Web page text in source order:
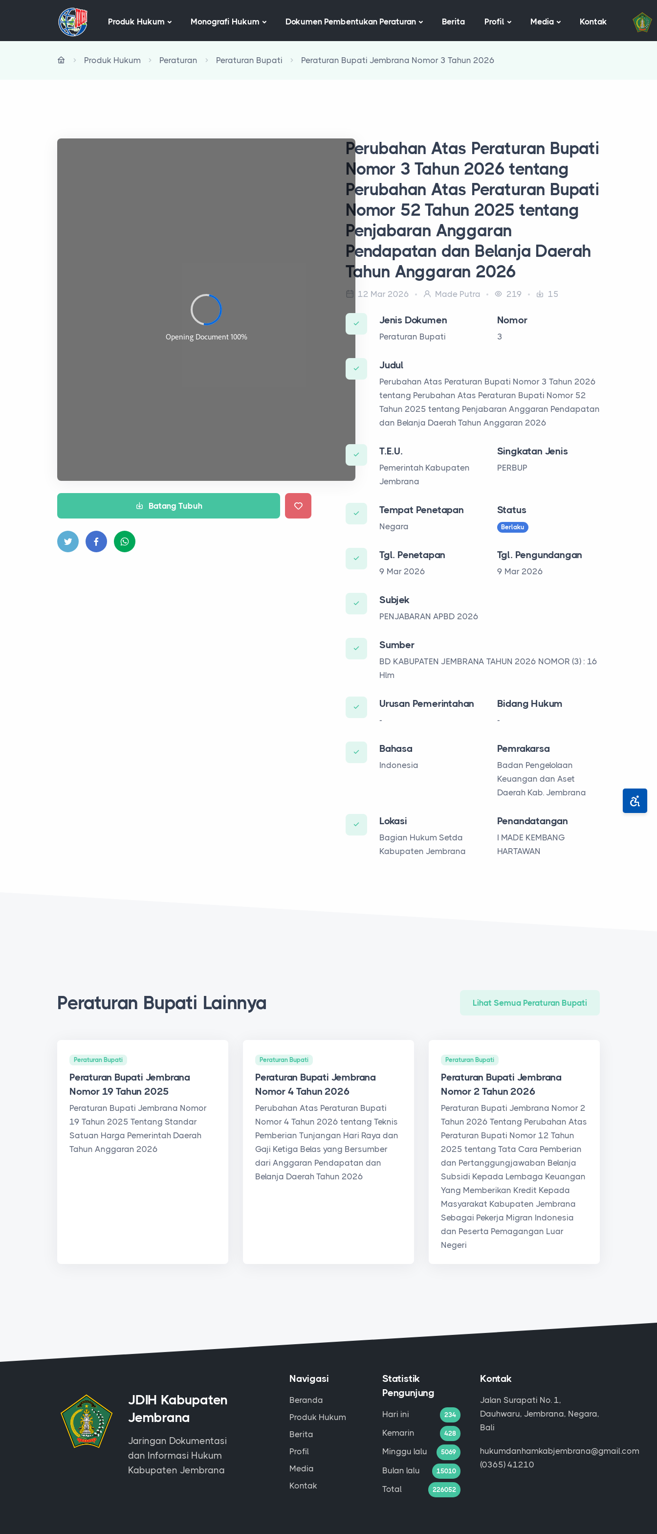
Produk Hukum Monografi Hukum Dokumen Pembentukan Peraturan Berita Profil Media Kontak
Produk Hukum Peraturan Peraturan Bupati Peraturan Bupati Jembrana Nomor 3 Tahun 2026
Batang Tubuh
Perubahan Atas Peraturan Bupati
Nomor 3 Tahun 2026 tentang
Perubahan Atas Peraturan Bupati
Nomor 52 Tahun 2025 tentang
Penjabaran Anggaran
Pendapatan dan Belanja Daerah
Tahun Anggaran 2026
12 Mar 2026 Made Putra 219 15
Jenis Dokumen
Peraturan Bupati
Nomor
3
Judul
Perubahan Atas Peraturan Bupati Nomor 3 Tahun 2026
tentang Perubahan Atas Peraturan Bupati Nomor 52
Tahun 2025 tentang Penjabaran Anggaran Pendapatan
dan Belanja Daerah Tahun Anggaran 2026
T.E.U.
Pemerintah Kabupaten
Jembrana
Singkatan Jenis
PERBUP
Tempat Penetapan
Negara
Status
Berlaku
Tgl. Penetapan
9 Mar 2026
Tgl. Pengundangan
9 Mar 2026
Subjek
PENJABARAN APBD 2026
Sumber
BD KABUPATEN JEMBRANA TAHUN 2026 NOMOR (3) : 16
Hlm
Urusan Pemerintahan
-
Bidang Hukum
-
Bahasa
Indonesia
Pemrakarsa
Badan Pengelolaan
Keuangan dan Aset
Daerah Kab. Jembrana
Lokasi
Bagian Hukum Setda
Kabupaten Jembrana
Penandatangan
I MADE KEMBANG
HARTAWAN
Peraturan Bupati Lainnya Lihat Semua Peraturan Bupati
Peraturan Bupati
Peraturan Bupati Jembrana
Nomor 19 Tahun 2025
Peraturan Bupati Jembrana Nomor
19 Tahun 2025 Tentang Standar
Satuan Harga Pemerintah Daerah
Tahun Anggaran 2026
Peraturan Bupati
Peraturan Bupati Jembrana
Nomor 4 Tahun 2026
Perubahan Atas Peraturan Bupati
Nomor 4 Tahun 2026 tentang Teknis
Pemberian Tunjangan Hari Raya dan
Gaji Ketiga Belas yang Bersumber
dari Anggaran Pendapatan dan
Belanja Daerah Tahun 2026
Peraturan Bupati
Peraturan Bupati Jembrana
Nomor 2 Tahun 2026
Peraturan Bupati Jembrana Nomor 2
Tahun 2026 Tentang Perubahan Atas
Peraturan Bupati Nomor 12 Tahun
2025 tentang Tata Cara Pemberian
dan Pertanggungjawaban Belanja
Subsidi Kepada Lembaga Keuangan
Yang Memberikan Kredit Kepada
Masyarakat Kabupaten Jembrana
Sebagai Pekerja Migran Indonesia
dan Peserta Pemagangan Luar
Negeri
JDIH Kabupaten
Jembrana
Jaringan Dokumentasi
dan Informasi Hukum
Kabupaten Jembrana
Navigasi
Beranda
Produk Hukum
Berita
Profil
Media
Kontak
Statistik
Pengunjung
Hari ini 234
Kemarin 428
Minggu lalu 5069
Bulan lalu 15010
Total 226052
Kontak
Jalan Surapati No. 1,
Dauhwaru, Jembrana, Negara,
Bali
hukumdanhamkabjembrana@gmail.com
(0365) 41210